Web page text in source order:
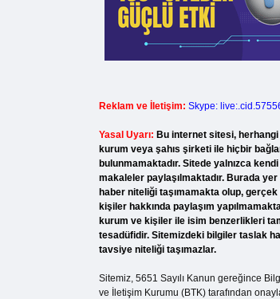
Reklam ve İletişim: Skype:
Yasal Uyarı: Bu internet sitesi,
kurum veya şahıs şirketi ile hiçbir
bulunmamaktadır. Sitede yalnızca kendi
makaleler paylaşılmaktadır. Burada
haber niteliği taşımamakta olup,
kişiler hakkında paylaşım
kurum ve kişiler ile isim benzerlikleri
tesadüfidir. Sitemizdeki bilgiler taslak
tavsiye niteliği taşımazlar.
Sitemiz, 5651 Sayılı Kanun gereğince
ve İletişim Kurumu (BTK) tarafından